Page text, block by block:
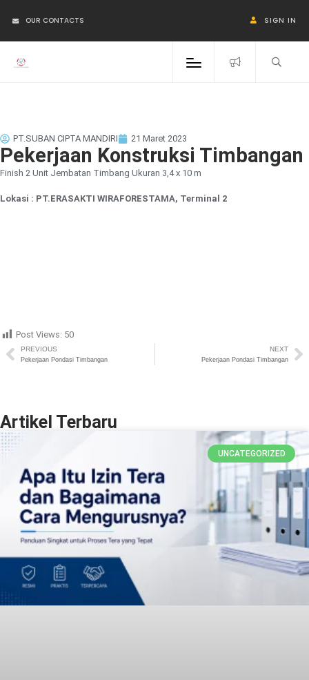
OUR CONTACTS SIGN IN
PT.SUBAN CIPTA MANDIRI 21 Maret 2023
Pekerjaan Konstruksi Timbangan
Finish 2 Unit Jembatan Timbang Ukuran 3,4 x 10 m
Lokasi : PT.ERASAKTI WIRAFORESTAMA, Terminal 2
Post Views: 50
PREVIOUS
Pekerjaan Pondasi Timbangan
NEXT
Pekerjaan Pondasi Timbangan
Artikel Terbaru
UNCATEGORIZED